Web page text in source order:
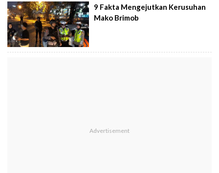
9 Fakta Mengejutkan Kerusuhan
Mako Brimob